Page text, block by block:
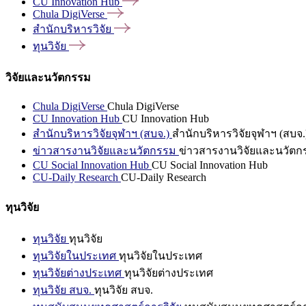
Chula DigiVerse
สำนักบริหารวิจัย
ทุนวิจัย
วิจัยและนวัตกรรม
Chula DigiVerse Chula DigiVerse
CU Innovation Hub CU Innovation Hub
สำนักบริหารวิจัยจุฬาฯ (สบจ.) สำนักบริหารวิจัยจุฬาฯ (สบจ
ข่าวสารงานวิจัยและนวัตกรรม ข่าวสารงานวิจัยและนวัตก
CU Social Innovation Hub CU Social Innovation Hub
CU-Daily Research CU-Daily Research
ทุนวิจัย
ทุนวิจัย ทุนวิจัย
ทุนวิจัยในประเทศ ทุนวิจัยในประเทศ
ทุนวิจัยต่างประเทศ ทุนวิจัยต่างประเทศ
ทุนวิจัย สบจ. ทุนวิจัย สบจ.